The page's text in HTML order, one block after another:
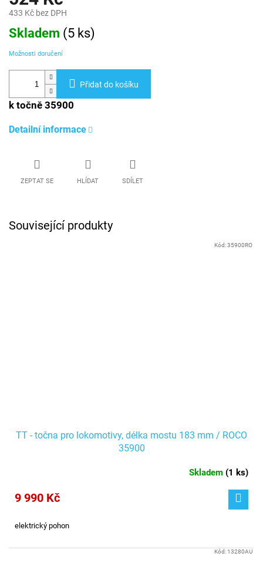
433 Kč bez DPH
Měrná
cena:
Skladem (5 ks)
Možnosti doručení
Přidat do košíku
k točně 35900
Detailní informace
ZEPTAT SE HLÍDAT SDÍLET
Související produkty
TT - točna pro lokomotivy, délka mostu 183 mm / ROCO
35900
Skladem (1 ks)
9 990 Kč
elektrický pohon
Kód:35900RO
Kód: 13280AU